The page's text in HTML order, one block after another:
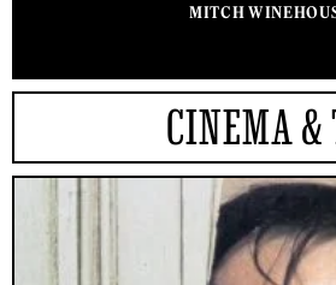
MITCH
CINEMA &